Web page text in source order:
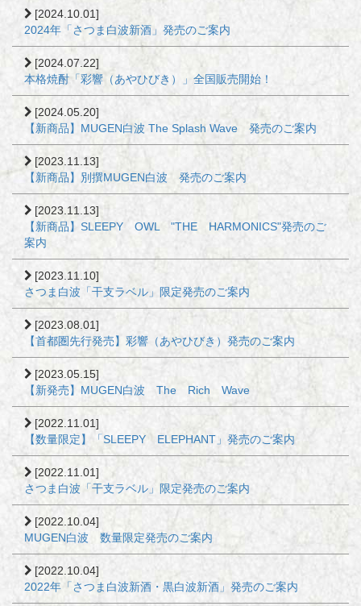
[2024.10.01]
2024年「さつま白波新酒」発売のご案内
[2024.07.22]
本格焼酎「彩響（あやひびき）」全国販売開始！
[2024.05.20]
【新商品】MUGEN白波 The Splash Wave 発売のご案内
[2023.11.13]
【新商品】別撰MUGEN白波 発売のご案内
[2023.11.13]
【新商品】SLEEPY OWL "THE HARMONICS"発売のご
案内
[2023.11.10]
さつま白波「干支ラベル」限定発売のご案内
[2023.08.01]
【首都圏先行発売】彩響（あやひびき）発売のご案内
[2023.05.15]
【新発売】MUGEN白波 The Rich Wave
[2022.11.01]
【数量限定】「SLEEPY ELEPHANT」発売のご案内
[2022.11.01]
さつま白波「干支ラベル」限定発売のご案内
[2022.10.04]
MUGEN白波 数量限定発売のご案内
[2022.10.04]
2022年「さつま白波新酒・黒白波新酒」発売のご案内